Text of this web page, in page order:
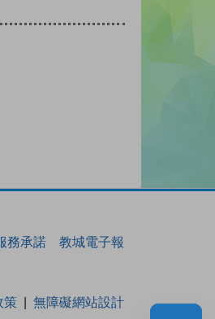
務承諾 教城電子報
策 無障礙網站設計